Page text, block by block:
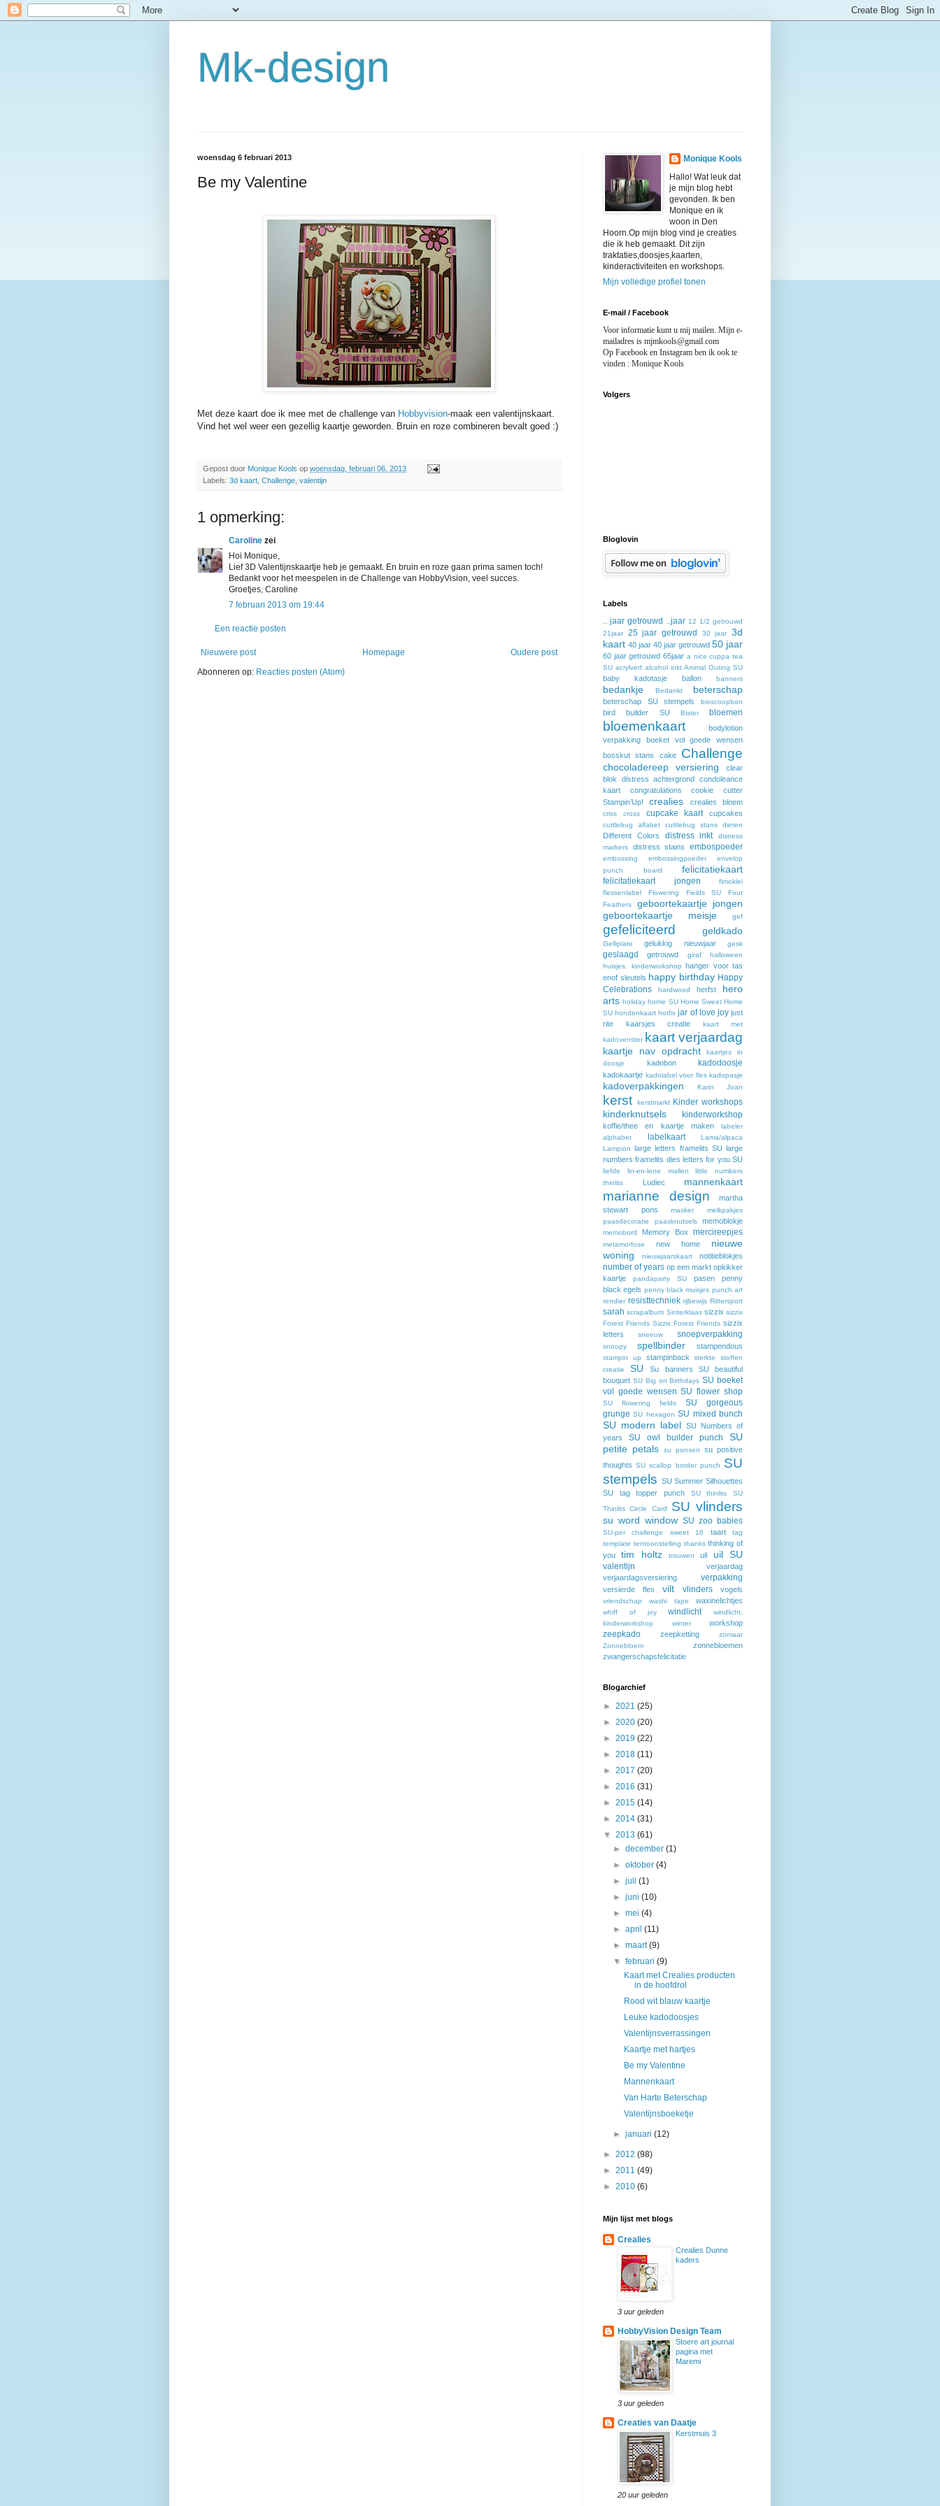
Mk-design
woensdag 6 februari 2013
Be my Valentine
Met deze kaart doe ik mee met de challenge van Hobbyvision-maak een valentijnskaart.
Vind het wel weer een gezellig kaartje geworden. Bruin en roze combineren bevalt goed :)
Gepost door Monique Kools op woensdag, februari 06, 2013
Labels: 3d kaart Challenge valentijn
1 opmerking:
Caroline zei
Hoi Monique,
Lief 3D Valentijnskaartje heb je gemaakt. En bruin en roze gaan prima samen toch!
Bedankt voor het meespelen in de Challenge van HobbyVision, veel succes.
Groetjes, Caroline
7 februari 2013 om 19:44
Een reactie posten
Nieuwere post Oudere post
Homepage
Abonneren op: Reacties posten (Atom)
Monique Kools
Hallo! Wat leuk dat
je mijn blog hebt
gevonden. Ik ben
Monique en ik
woon in Den
Hoorn.Op mijn blog vind je creaties
die ik heb gemaakt. Dit zijn
traktaties,doosjes,kaarten,
kinderactiviteiten en workshops.
Mijn volledige profiel tonen
E-mail / Facebook
Voor informatie kunt u mij mailen. Mijn e-
mailadres is mjmkools@gmail.com
Op Facebook en Instagram ben ik ook te
vinden : Monique Kools
Volgers
Bloglovin
Labels
.. jaar getrouwd ..jaar 12 1/2 getrouwd
21jaar
25 jaar getrouwd 30 jaar
3d
kaart 40 jaar 40 jaar getrouwd 50 jaar
60 jaar getrouwd 65jaar a nice cuppa tea
SU acrylverf alcohol inkt Animal Outing SU
baby kadotasje ballon banners
bedankje Bedankt beterschap
beterschap SU stempels bioscoopbon
bird builder SU Bister bloemen
bloemenkaart
bodylotion
verpakking
boeket vol goede wensen
bosskut stans
cake Challenge
chocoladereep versiering
clear
blok distress achtergrond condoleance
kaart
congratulations
cookie cutter
Stampin’Up!
crealies crealies bloem
criss cross cupcake kaart cupcakes
cuttlebug alfabet cuttlebug stans dieten
Different Colors distress inkt
distress
markers
distress stains embospoeder
embossing embossingpoeder
envelop
punch board
felicitatiekaart
felicitatiekaart jongen
fimoklei
flessenlabel
Flowering Fields SU
Four
Feathers
geboortekaartje jongen
geboortekaartje meisje
gef
gefeliciteerd geldkado
Gelliplate gelukkig nieuwjaar gesk
geslaagd getrouwd giraf
halloween
huisjes. kinderworkshop hanger voor tas
enof sleutels happy birthday Happy
Celebrations
hardwood herfst
hero
arts holiday home SU Home Sweet Home
SU hondenkaart hotfix jar of love joy just
rite
kaarsjes creatie
kaart met
kadovenster kaart verjaardag
kaartje nav opdracht
kaartjes in
doosje
kadobon kadodoosje
kadokaartje kadolabel voor fles kadopasje
kadoverpakkingen Karin Joan
kerst kerstmarkt Kinder workshops
kinderknutsels kinderworkshop
koffie/thee en kaartje maken
labeler
alphabet
labelkaart
Lama/alpaca
Lampion large letters framelits SU large
numbers framelits dies letters for you SU
liefde lin-en-lene mallen
little numbers
thinlits
Ludiec mannenkaart
marianne design
martha
stewart pons
masker
melkpakjes
paasdecoratie paasknutsels
memoblokje
memobord Memory Box mercireepjes
metamorfose new home
nieuwe
woning
nieuwjaarskaart notitieblokjes
number of years op een markt opkikker
kaartje
pandaparty SU pasen
penny
black egels penny black muisjes punch art
rendier resisttechniek rijbewijs Rittersport
sarah scrapalbum Sinterklaas sizzix sizzix
Forest Friends Sizzix Forest Friends sizzix
letters
sneeuw snoepverpakking
snoopy spellbinder stampendous
stampin up stampinback sterkte
stoffen
creatie
SU Su banners
SU beautiful
bouquet SU Big on Birthdays SU boeket
vol goede wensen SU flower shop
SU flowering fields
SU gorgeous
grunge SU hexagon SU mixed bunch
SU modern label SU Numbers of
years
SU owl builder punch
SU
petite petals
su ponsen
su positive
thoughts SU scallop border punch
SU
stempels SU Summer Silhouettes
SU tag topper punch
SU thinlits
SU
Thinlits Circle Card
SU vlinders
su word window SU zoo babies
SU-per challenge sweet 16 taart
tag
template tentoonstelling thanks thinking of
you
tim holtz trouwen uil uil SU
valentijn
verjaardag
verjaardagsversiering
verpakking
versierde fles vilt vlinders vogels
vriendschap washi tape waxinelichtjes
whiff of joy windlicht
windlicht.
kinderworkshop
winter workshop
zeepkado zeepketting
zomaar
Zonnebloem
zonnebloemen
zwangerschapsfelicitatie
Blogarchief
► 2021 (25)
► 2020 (20)
► 2019 (22)
► 2018 (11)
► 2017 (20)
► 2016 (31)
► 2015 (14)
► 2014 (31)
▼ 2013 (61)
►december(1)
►oktober(4)
►juli(1)
►juni(10)
►mei(4)
►april(11)
►maart(9)
▼februari(9)
Kaart met Crealies producten
in de hoofdrol
Rood wit blauw kaartje
Leuke kadodoosjes
Valentijnsverrassingen
Kaartje met hartjes
Be my Valentine
Mannenkaart
Van Harte Beterschap
Valentijnsboeketje
►januari(12)
► 2012 (98)
► 2011 (49)
► 2010 (6)
Mijn lijst met blogs
Crealies
Crealies Dunne
kaders
3 uur geleden
HobbyVision Design Team
Stoere art journal
pagina met
Maremi
3 uur geleden
Creaties van Daatje
Kerstmuis 3
20 uur geleden